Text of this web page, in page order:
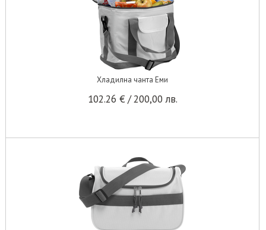
Хладилна чанта Еми
102.26 € / 200,00 лв.